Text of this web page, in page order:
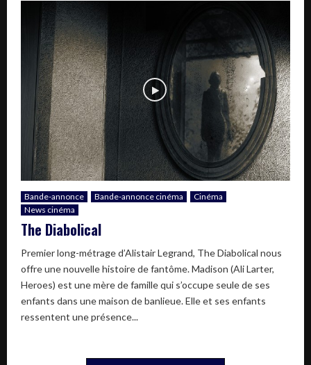
Bande-annonce Bande-annonce cinéma
Cinéma
News cinéma
The Diabolical
Premier long-métrage d’Alistair Legrand, The Diabolical nous
offre une nouvelle histoire de fantôme. Madison (Ali Larter,
Heroes) est une mère de famille qui s’occupe seule de ses
enfants dans une maison de banlieue. Elle et ses enfants
ressentent une présence...